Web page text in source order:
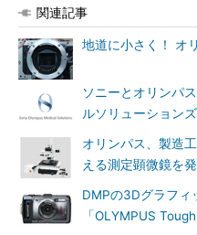
関連記事
地道に小さく！ オ
ソニーとオリンパ
ルソリューション
オリンパス、製造
える測定顕微鏡を
DMPの3Dグラフィ
「OLYMPUS